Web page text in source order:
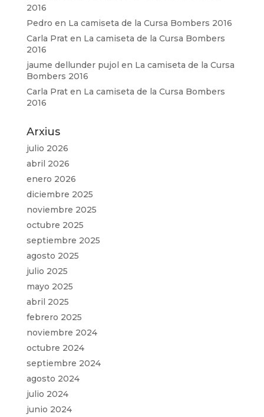
2016
Pedro en La camiseta de la Cursa Bombers 2016
Carla Praten La camiseta de la Cursa Bombers
2016
jaume dellunder pujol en La camiseta de la Cursa
Bombers 2016
Carla Praten La camiseta de la Cursa Bombers
2016
Arxius
julio 2026
abril 2026
enero 2026
diciembre 2025
noviembre 2025
octubre 2025
septiembre 2025
agosto 2025
julio 2025
mayo 2025
abril 2025
febrero 2025
noviembre 2024
octubre 2024
septiembre 2024
agosto 2024
julio 2024
junio 2024